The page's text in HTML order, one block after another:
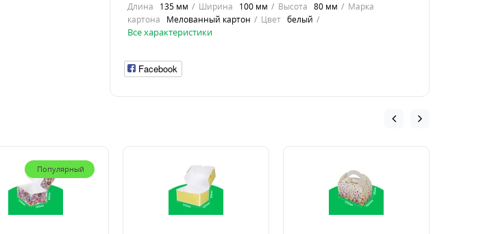
Длина 135 мм Ширина 100 мм Высота 80 мм
Марка
картона
Мелованный картон Цвет белый
Все характеристики
Facebook
Популярный